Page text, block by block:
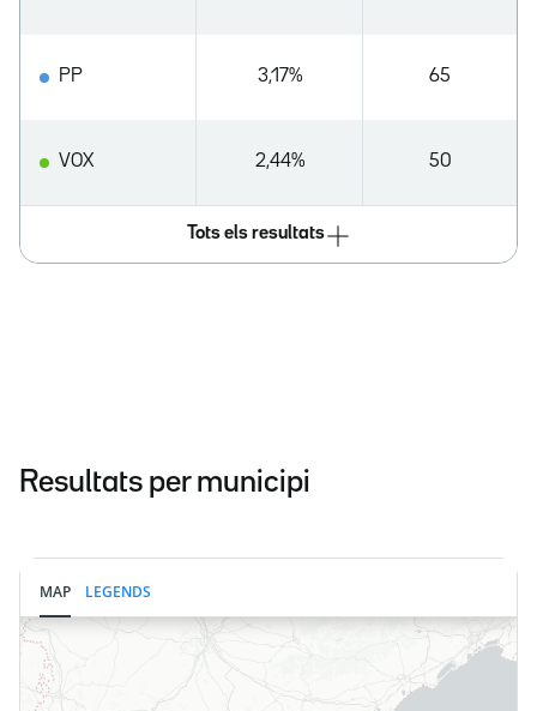
PP 3,17% 65
VOX 2,44% 50
Tots els resultats
Resultats per municipi